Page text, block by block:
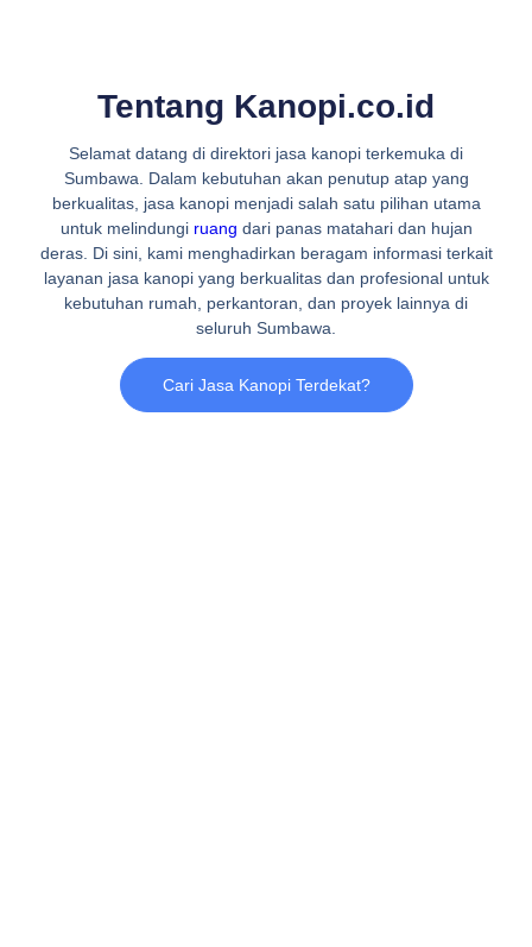
Tentang Kanopi.co.id
Selamat datang di direktori jasa kanopi terkemuka di
Sumbawa. Dalam kebutuhan akan penutup atap yang
berkualitas, jasa kanopi menjadi salah satu pilihan utama
untuk melindungi ruang dari panas matahari dan hujan
deras. Di sini, kami menghadirkan beragam informasi terkait
layanan jasa kanopi yang berkualitas dan profesional untuk
kebutuhan rumah, perkantoran, dan proyek lainnya di
seluruh Sumbawa.
Cari Jasa Kanopi Terdekat?